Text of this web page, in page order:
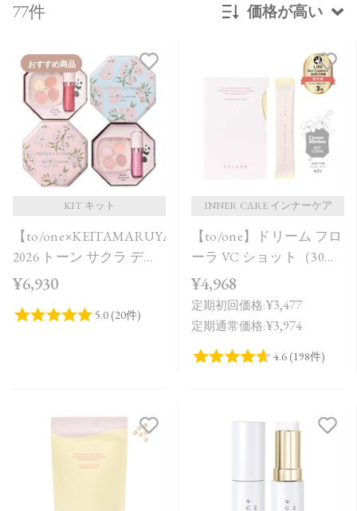
77件 価格が高い
価格が安い
レビューが多い順
レビュー評価が高い順
人気順
おすすめ商品
KIT キット
【to/one×KEITAMARUYAMA】
2026 トーン サクラ デュ
オ［A,B］＜限定品＞
¥6,930
INNER CARE インナーケア
【to/one】ドリーム フロ
ーラ VC ショット（30
包）
¥4,968
定期初回価格:¥3,477
定期通常価格:¥3,974